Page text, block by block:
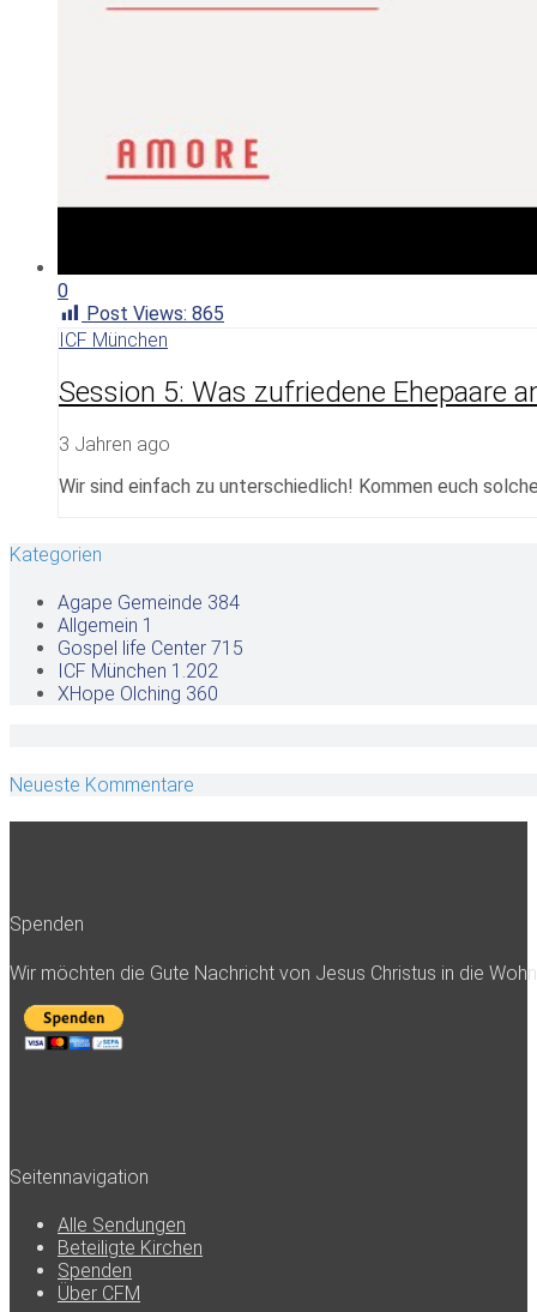
0
Post Views: 865
ICF München
Session 5: Was zufriedene Ehepaare
3 Jahren ago
Wir sind einfach zu unterschiedlich! Kommen euch
Kategorien
Agape Gemeinde 384
Allgemein 1
Gospel life Center 715
ICF München 1.202
XHope Olching 360
Neueste Kommentare
Spenden
Wir möchten die Gute Nachricht von Jesus Christus in die
Seitennavigation
Alle Sendungen
Beteiligte Kirchen
Spenden
Über CFM